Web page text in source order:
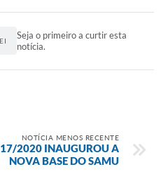
Seja o primeiro a curtir esta
notícia.
NOTÍCIA MENOS RECENTE
2020 INAUGUROU A
NOVA BASE DO SAMU